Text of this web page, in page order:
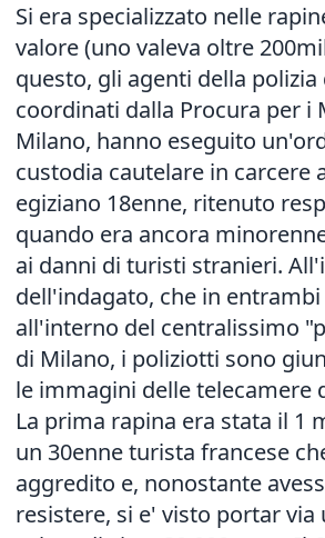
Si era specializzato nelle
valore (uno valeva oltre
questo, gli agenti della polizia
coordinati dalla Procura per i
Milano, hanno eseguito
custodia cautelare in carcere
egiziano 18enne, ritenuto
quando era ancora
ai danni di turisti stranieri.
dell'indagato, che in
all'interno del centralissimo
di Milano, i poliziotti sono
le immagini delle telecamere
La prima rapina era stata il 1
un 30enne turista francese
aggredito e, nonostante
resistere, si e' visto portar via